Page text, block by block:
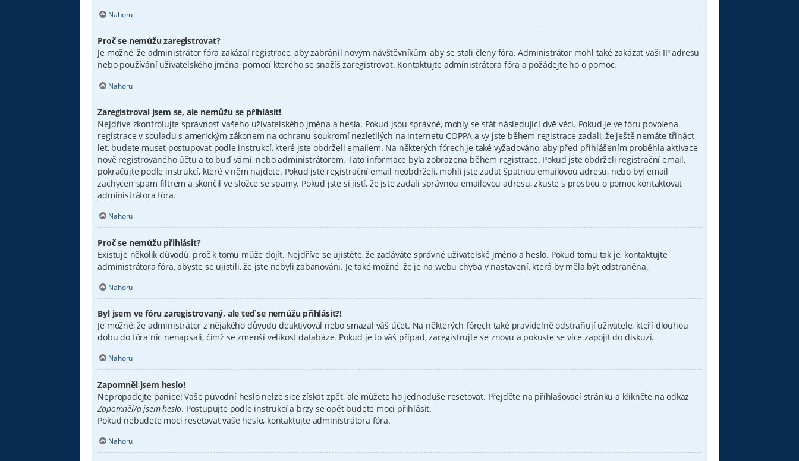
Nahoru
Proč se nemůžu zaregistrovat?
Je možné, že administrátor fóra zakázal registrace, aby zabránil novým návštěvníkům, aby se stali členy fóra. Administrátor mohl také zakázat vaši IP adresu
nebo používání uživatelského jména, pomocí kterého se snažíš zaregistrovat. Kontaktujte administrátora fóra a požádejte ho o pomoc.
Nahoru
Zaregistroval jsem se, ale nemůžu se přihlásit!
Nejdříve zkontrolujte správnost vašeho uživatelského jména a hesla. Pokud jsou správné, mohly se stát následující dvě věci. Pokud je ve fóru povolena
registrace v souladu s americkým zákonem na ochranu soukromí nezletilých na internetu COPPA a vy jste během registrace zadali, že ještě nemáte třináct
let, budete muset postupovat podle instrukcí, které jste obdrželi emailem. Na některých fórech je také vyžadováno, aby před přihlášením proběhla aktivace
nově registrovaného účtu a to buď vámi, nebo administrátorem. Tato informace byla zobrazena během registrace. Pokud jste obdrželi registrační email,
pokračujte podle instrukcí, které v něm najdete. Pokud jste registrační email neobdrželi, mohli jste zadat špatnou emailovou adresu, nebo byl email
zachycen spam filtrem a skončil ve složce se spamy. Pokud jste si jistí, že jste zadali správnou emailovou adresu, zkuste s prosbou o pomoc kontaktovat
administrátora fóra.
Nahoru
Proč se nemůžu přihlásit?
Existuje několik důvodů, proč k tomu může dojít. Nejdříve se ujistěte, že zadáváte správné uživatelské jméno a heslo. Pokud tomu tak je, kontaktujte
administrátora fóra, abyste se ujistili, že jste nebyli zabanováni. Je také možné, že je na webu chyba v nastavení, která by měla být odstraněna.
Nahoru
Byl jsem ve fóru zaregistrovaný, ale teď se nemůžu přihlásit?!
Je možné, že administrátor z nějakého důvodu deaktivoval nebo smazal váš účet. Na některých fórech také pravidelně odstraňují uživatele, kteří dlouhou
dobu do fóra nic nenapsali, čímž se zmenší velikost databáze. Pokud je to váš případ, zaregistrujte se znovu a pokuste se více zapojit do diskuzí.
Nahoru
Zapomněl jsem heslo!
Nepropadejte panice! Vaše původní heslo nelze sice získat zpět, ale můžete ho jednoduše resetovat. Přejděte na přihlašovací stránku a klikněte na odkaz
Zapomněl/a jsem heslo. Postupujte podle instrukcí a brzy se opět budete moci přihlásit.
Pokud nebudete moci resetovat vaše heslo, kontaktujte administrátora fóra.
Nahoru